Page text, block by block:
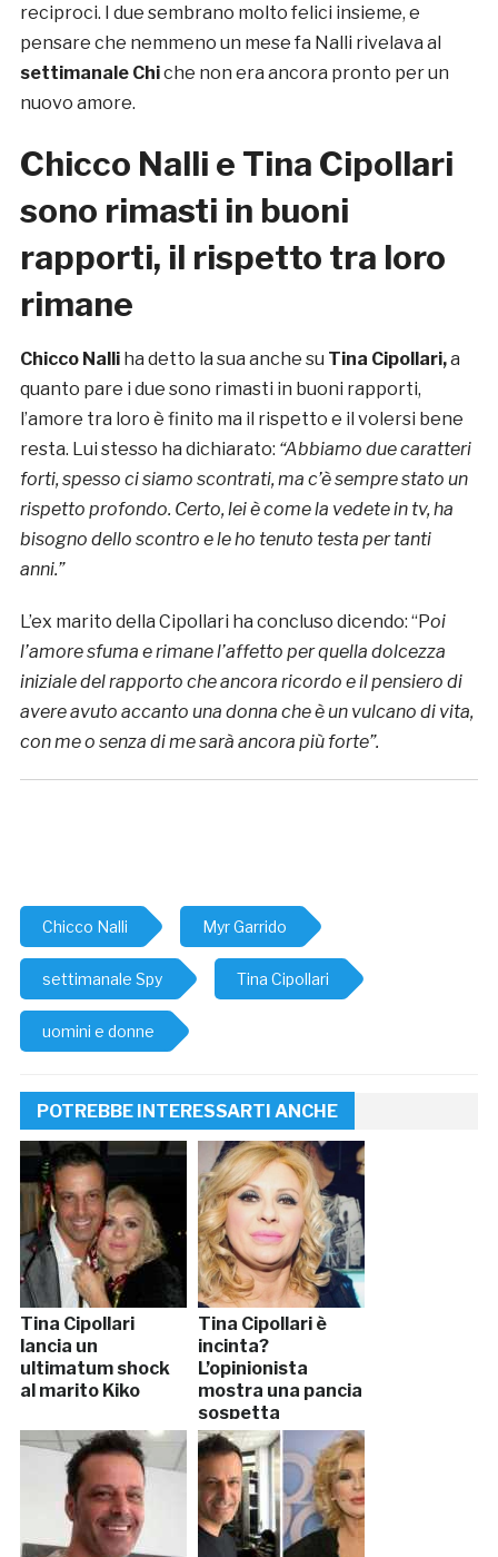
reciproci. I due sembrano molto felici insieme, e
pensare che nemmeno un mese fa Nalli rivelava al
settimanale Chiche non era ancora pronto per un
nuovo amore.
Chicco Nalli e Tina Cipollari
sono rimasti in buoni
rapporti, il rispetto tra loro
rimane
Chicco Nalliha detto la sua anche su Tina Cipollari,a
quanto pare i due sono rimasti in buoni rapporti,
l’amore tra loro è finito ma il rispetto e il volersi bene
resta. Lui stesso ha dichiarato: “Abbiamo due caratteri
forti, spesso ci siamo scontrati, ma c’è sempre stato un
rispetto profondo. Certo, lei è come la vedete in tv, ha
bisogno dello scontro e le ho tenuto testa per tanti
anni.”
L’ex marito della Cipollari ha concluso dicendo: “Poi
l’amore sfuma e rimane l’affetto per quella dolcezza
iniziale del rapporto che ancora ricordo e il pensiero di
avere avuto accanto una donna che è un vulcano di vita,
con me o senza di me sarà ancora più forte”.
Chicco Nalli Myr Garrido
settimanale Spy Tina Cipollari
uomini e donne
POTREBBE INTERESSARTI ANCHE
Tina Cipollari
lancia un
ultimatum shock
al marito Kiko
Tina Cipollari è
incinta?
L’opinionista
mostra una pancia
sospetta